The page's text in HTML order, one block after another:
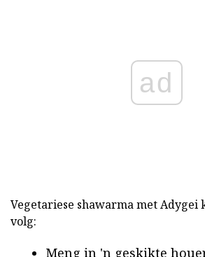
ad
Vegetariese shawarma met Adygei
volg:
Meng in 'n geskikte